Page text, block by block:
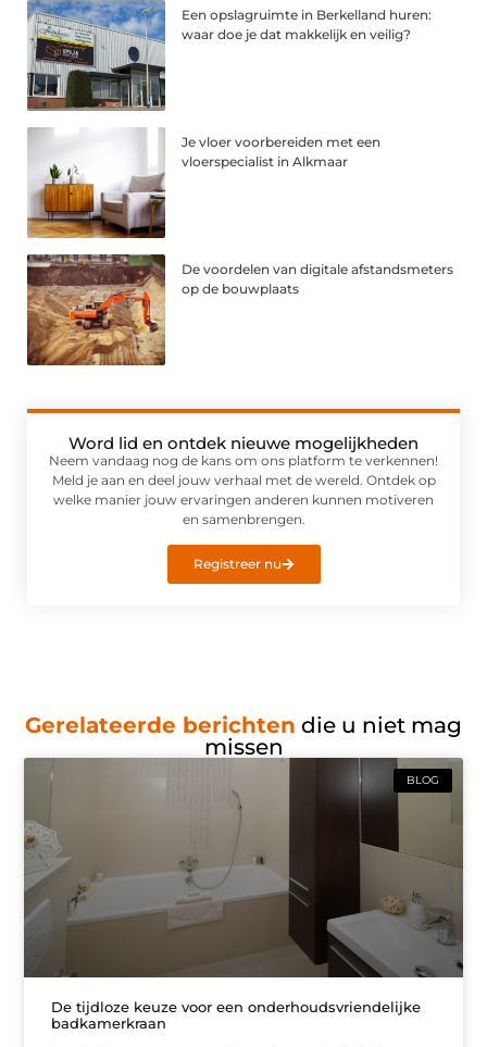
Een opslagruimte in Berkelland huren:
waar doe je dat makkelijk en veilig?
Je vloer voorbereiden met een
vloerspecialist in Alkmaar
De voordelen van digitale afstandsmeters
op de bouwplaats
Word lid en ontdek nieuwe mogelijkheden
Neem vandaag nog de kans om ons platform te verkennen!
Meld je aan en deel jouw verhaal met de wereld. Ontdek op
welke manier jouw ervaringen anderen kunnen motiveren
en samenbrengen.
Registreer nu
Gerelateerde berichten die u niet mag
missen
BLOG
De tijdloze keuze voor een onderhoudsvriendelijke
badkamerkraan